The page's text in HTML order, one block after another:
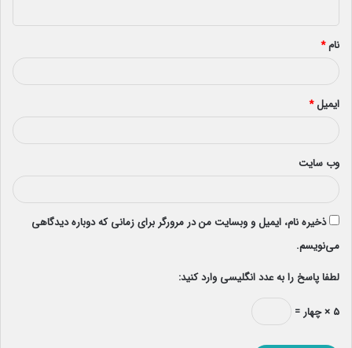
*
نام*
ایمیل*
وب‌ سایت
ذخیره نام، ایمیل و وبسایت من در مرورگر برای زمانی که دوباره دیدگاهی
می‌نویسم.
لطفا پاسخ را به عدد انگلیسی وارد کنید:
۵ × چهار =